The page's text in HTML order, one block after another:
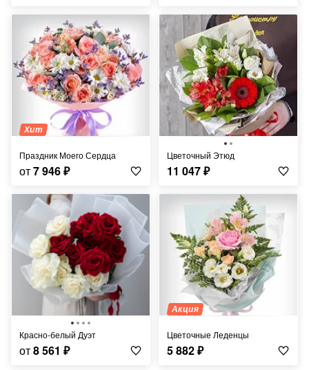
Хит
Праздник Моего Сердца
от7 946₽
Цветочный Этюд
11 047₽
Красно-белый Дуэт
от8 561 ₽
Акция
Цветочные Леденцы
5 882₽